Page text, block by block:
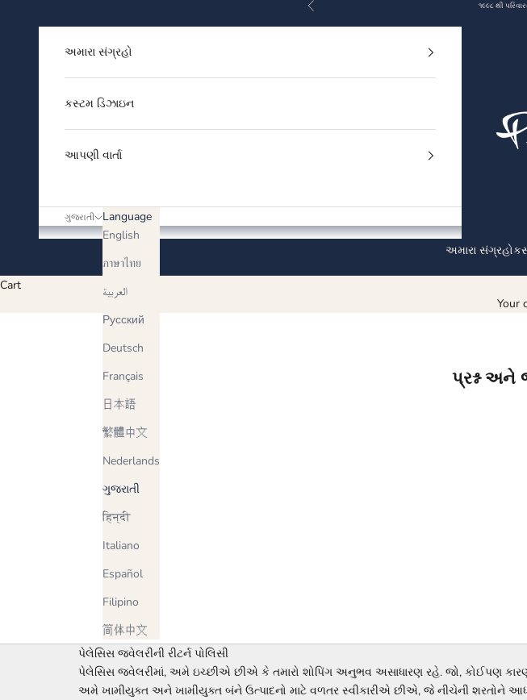
Previous ૧૯૯૮ થી
અમારા સંગ્રહો
અમારા સંગ્રહો
કસ્ટમ ડિઝાઇન
આપણી વાર્તા
ગુજરાતી
Language
English
ภาษาไทย
العربية
Русский
Deutsch
Français
日本語
繁體中文
Nederlands
ગુજરાતી
हिन्दी
Italiano
Español
Filipino
简体中文
Cart
Your
પ્રશ્ન અને
પેલેસિસ જ્વેલરીની રીટર્ન પોલિસી
પેલેસિસ જ્વેલરીમાં, અમે ઇચ્છીએ છીએ કે તમારો શોપિંગ અનુભવ અસાધારણ રહે. જો, કોઈપણ
અમે ખામીયુક્ત અને ખામીયુક્ત બંને ઉત્પાદનો માટે વળતર સ્વીકારીએ છીએ, જે નીચેની શરતોને